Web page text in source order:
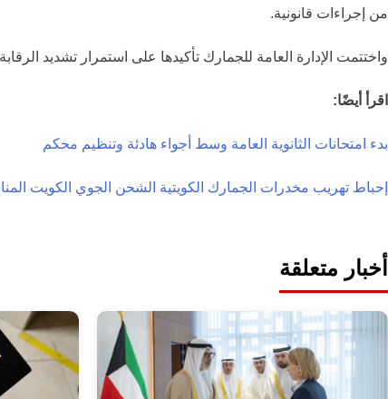
من إجراءات قانونية.
واختتمت الإدارة العامة للجمارك تأكيدها على استمرار تشديد
اقرأ أيضًا:
بدء امتحانات الثانوية العامة وسط أجواء هادئة وتنظيم محكم
إحباط تهريب مخدرات الجمارك الكويتية الشحن الجوي الكويت
أخبار متعلقة